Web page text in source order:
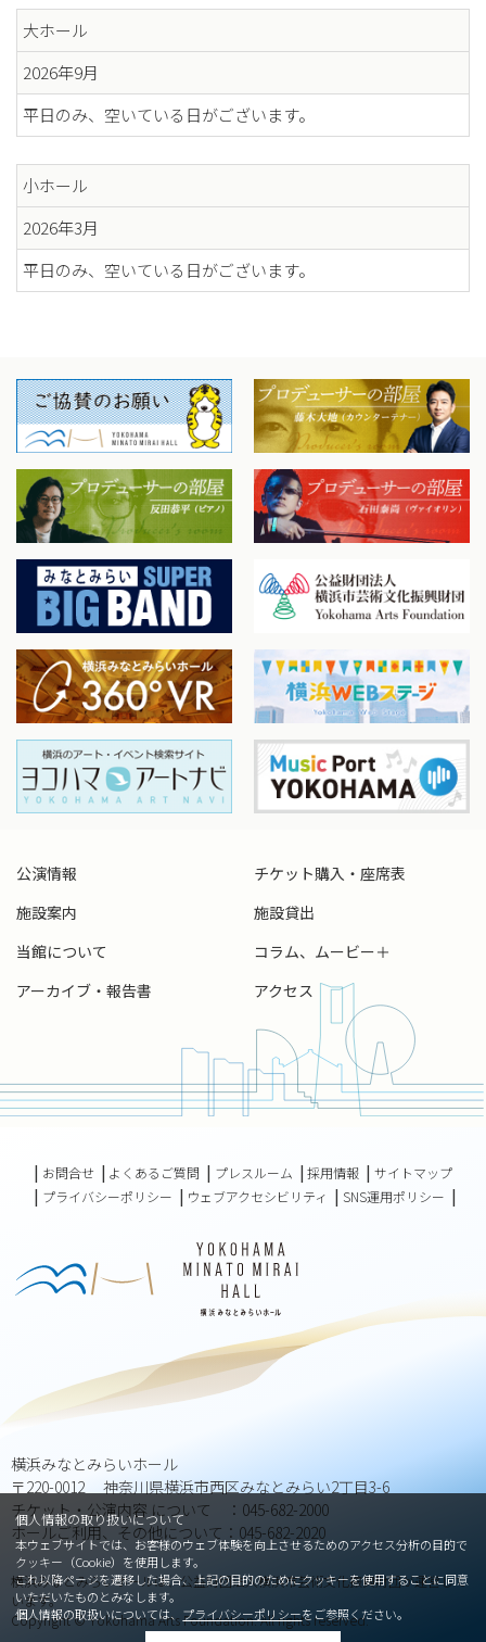
個人情報の取り扱いについて
本ウェブサイトでは、お客様のウェブ体験を向上させるためのアクセス分析の目的で
クッキー（Cookie）を使用します。
これ以降ページを遷移した場合、上記の目的のためにクッキーを使用することに同意
いただいたものとみなします。
個人情報の取扱いについては、 プライバシーポリシーをご参照ください。
大ホール
2026年9月
平日のみ、空いている日がございます。
小ホール
2026年3月
平日のみ、空いている日がございます。
公演情報
チケット購入・座席表
施設案内
施設貸出
当館について
コラム、ムービー＋
アーカイブ・報告書
アクセス
お問合せ よくあるご質問 プレスルーム 採用情報
サイトマップ
プライバシーポリシー
ウェブアクセシビリティ SNS運用ポリシー
横浜みなとみらいホール
〒220-0012 神奈川県横浜市西区みなとみらい2丁目3-6
チケット・公演内容 について ：045-682-2000
ホールご利用、その他について：045-682-2020
横浜みなとみらいホールは、公益財団法人横浜市芸術文化振興財団が運営して
います。
Copyright © Yokohama Arts Foundation. All rights reserved.